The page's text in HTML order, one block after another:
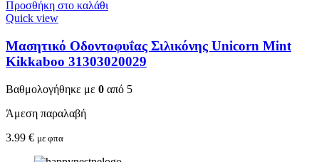
Προσθήκη στο καλάθι
Quick view
Μασητικό Οδοντοφυΐας Σιλικόνης Unicorn Mint
Kikkaboo 31303020029
Βαθμολογήθηκε με 0 από 5
Άμεση παραλαβή
3.99 € με φπα